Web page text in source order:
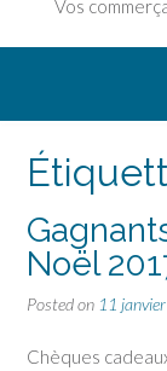
Vos
Noël
Posted on 11
Chèques